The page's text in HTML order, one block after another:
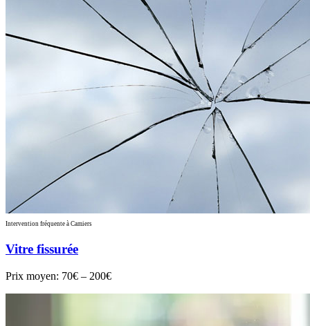
Intervention fréquente à Camiers
Vitre fissurée
Prix moyen: 70€ – 200€